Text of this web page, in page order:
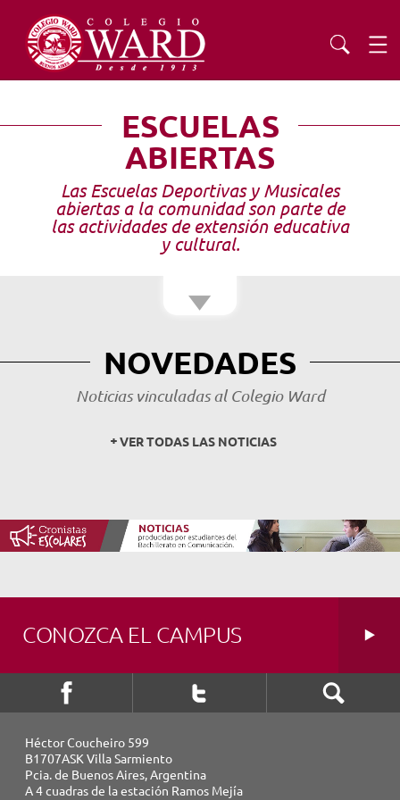
INSTITUCIONAL
EDUCACIÓN
ADMISIONES
AGENDA
NOVEDADES
INTRANET
Institución Cristiana Abierta a la Comunidad
ESCUELAS
ABIERTAS
Las Escuelas Deportivas y Musicales
abiertas a la comunidad son parte de
las actividades de extensión educativa
y cultural.
NOVEDADES
Noticias vinculadas al Colegio Ward
VER TODAS LAS NOTICIAS
CONOZCA EL CAMPUS
Héctor Coucheiro 599
B1707ASK Villa Sarmiento
Pcia. de Buenos Aires, Argentina
A 4 cuadras de la estación Ramos Mejía